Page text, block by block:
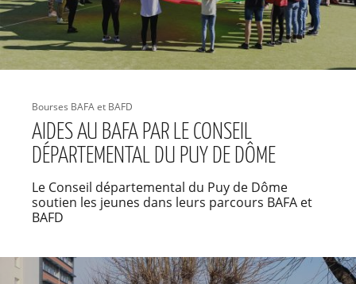
Bourses BAFA et BAFD
AIDES AU BAFA PAR LE CONSEIL
DÉPARTEMENTAL DU PUY DE DÔME
Le Conseil départemental du Puy de Dôme
soutien les jeunes dans leurs parcours BAFA et
BAFD